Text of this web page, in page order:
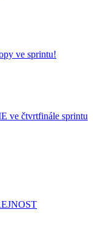
ve sprintu!
ve čtvrtfinále sprintu